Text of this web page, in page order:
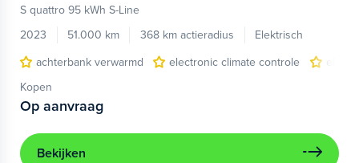
S quattro 95 kWh S-Line
2023
51.000 km 368 km actieradius
Elektrisch
achterbank verwarmd
electronic climate controle
Kopen
Op aanvraag
Bekijken